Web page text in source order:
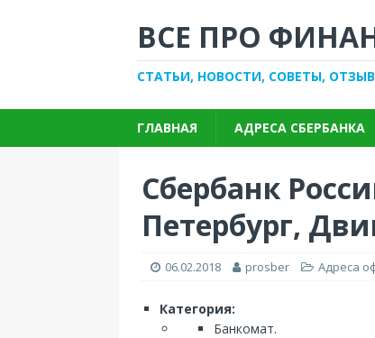
ВСЕ ПРО
СТАТЬИ, НОВОСТИ, СОВЕТЫ,
ГЛАВНАЯ АДРЕСА СБЕРБАНКА
Сбербанк
Петербург,
06.02.2018 prosber Адреса
Категория:
Банкомат.